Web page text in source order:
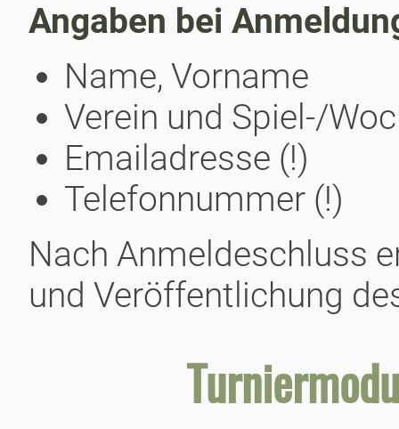
Angaben bei
Name, Vorname
Verein und Spiel-/
Emailadresse (!)
Telefonnummer (!)
Nach Anmeldeschluss
und Veröffentlichung